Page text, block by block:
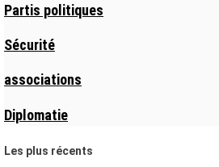
Partis politiques
Sécurité
associations
Diplomatie
Les plus récents